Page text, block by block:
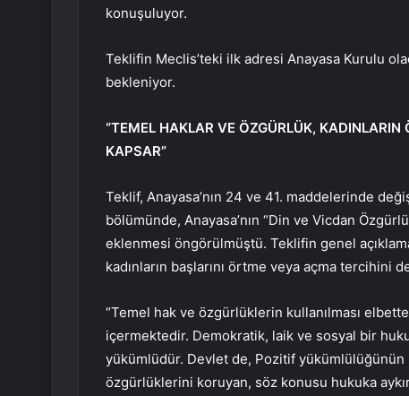
konuşuluyor.
Teklifin Meclis’teki ilk adresi Anayasa Kurulu
bekleniyor.
“TEMEL HAKLAR VE ÖZGÜRLÜK,
KAPSAR”
Teklif, Anayasa’nın 24 ve 41. maddelerinde
bölümünde, Anayasa’nın “Din ve Vicdan
eklenmesi öngörülmüştü. Teklifin genel
kadınların başlarını örtme veya açma tercihini de
“Temel hak ve özgürlüklerin kullanılması
içermektedir. Demokratik, laik ve sosyal bir
yükümlüdür. Devlet de, Pozitif yükümlülüğünün
özgürlüklerini koruyan, söz konusu hukuka